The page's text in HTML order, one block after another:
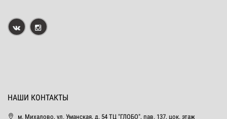
НАШИ КОНТАКТЫ
м. Михалово, ул. Уманская, д. 54 ТЦ "ГЛОБО", пав. 137, цок. этаж